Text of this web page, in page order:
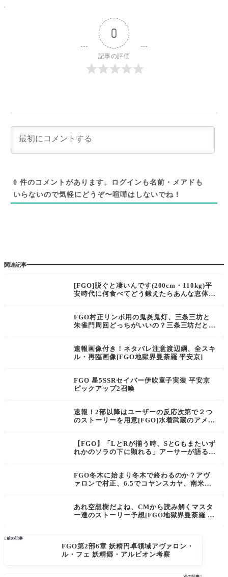
0
記事の評価
0 件のコメントがあります。ログインも名前・メアドも
いらないので気軽にどうぞ〜喧嘩はしないでね！
関連記事
[FGO]脱ぐと凄いんです(200cm・110kg)平
安時代に何食べてどう鍛えたらあんな恵体に
FGO村正リンボ用の鬼炎鬼灯、三条三坊と
朱雀門周回どっちがいいの？三条三坊だとパ
速報画像付き！ネタバレ注意渡辺綱、全スキ
ル・再臨画像[FGO地獄界曼荼羅 平安京]
FGO 星5SSRセイバー伊吹童子実装 平安京
ピックアップ2召喚
速報！2部以降はユーザーの反応次第で２つ
のストーリーを用意[FGO]水着武蔵のアメリ
クターとしてのデザインになる
【FGO】「LとRが揃う時、SとGもまたいず
れかのソラの下に顕れる」アーサーが語るL
FGO冬木に始まり冬木で終わるのか？アヴ
ァロンで村正、6.5でコヤンスカヤ、南米で
あれ空想樹だよね、CMから読み解くマスタ
ー達のストーリー予想[FGO地獄界曼荼羅 平
前の記事
FGO第2部6章 妖精円卓領域アヴァロン・
ル・フェ 妖精郷・アルビオン考察